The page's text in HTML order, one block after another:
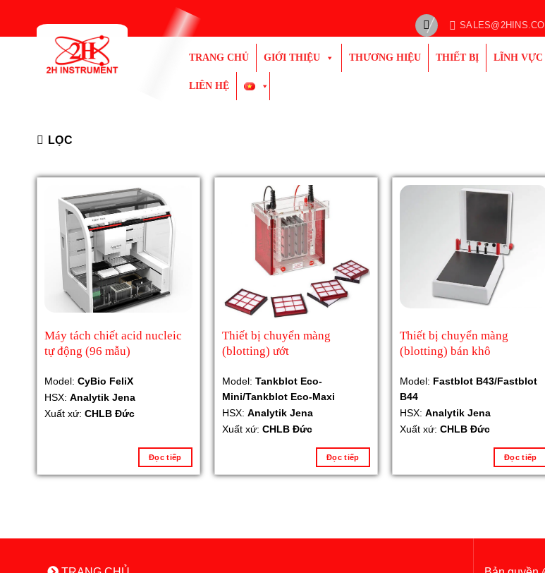
TRANG CHỦ GIỚI THIỆU THƯƠNG HIỆU THIẾT BỊ LĨNH VỰC
LIÊN HỆ
LỌC
Máy tách chiết acid nucleic
tự động (96 mẫu)
Model: CyBio FeliX
HSX: Analytik Jena
Xuất xứ: CHLB Đức
Đọc tiếp
Thiết bị chuyển màng
(blotting) ướt
Model: Tankblot Eco-
Mini/Tankblot Eco-Maxi
HSX: Analytik Jena
Xuất xứ: CHLB Đức
Đọc tiếp
Thiết bị chuyển màng
(blotting) bán khô
Model: Fastblot B43/Fastblot
B44
HSX: Analytik Jena
Xuất xứ: CHLB Đức
Đọc tiếp